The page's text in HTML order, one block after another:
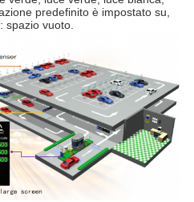
predefinito è impostato su,
spazio vuoto.